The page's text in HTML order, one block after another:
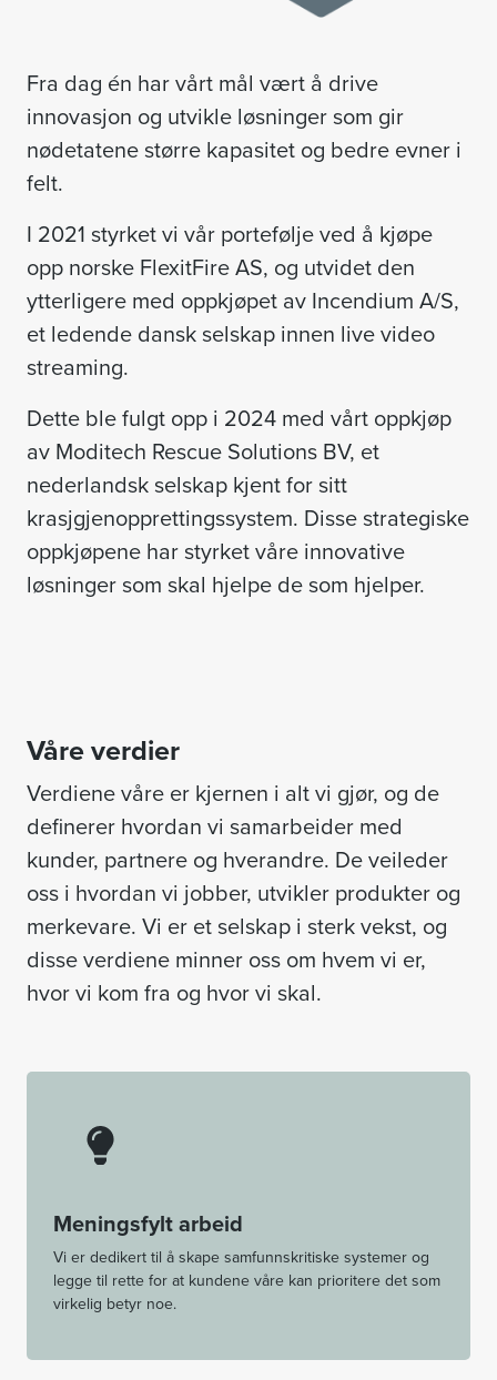
Fra dag én har vårt mål vært å drive
innovasjon og utvikle løsninger som gir
nødetatene større kapasitet og bedre evner i
felt.
I 2021 styrket vi vår portefølje ved å kjøpe
opp norske FlexitFire AS, og utvidet den
ytterligere med oppkjøpet av Incendium A/S,
et ledende dansk selskap innen live video
streaming.
Dette ble fulgt opp i 2024 med vårt oppkjøp
av Moditech Rescue Solutions BV, et
nederlandsk selskap kjent for sitt
krasjgjenopprettingssystem. Disse strategiske
oppkjøpene har styrket våre innovative
løsninger som skal hjelpe de som hjelper.
Våre verdier
Verdiene våre er kjernen i alt vi gjør, og de
definerer hvordan vi samarbeider med
kunder, partnere og hverandre. De veileder
oss i hvordan vi jobber, utvikler produkter og
merkevare. Vi er et selskap i sterk vekst, og
disse verdiene minner oss om hvem vi er,
hvor vi kom fra og hvor vi skal.
Meningsfylt arbeid
Vi er dedikert til å skape samfunnskritiske systemer og
legge til rette for at kundene våre kan prioritere det som
virkelig betyr noe.